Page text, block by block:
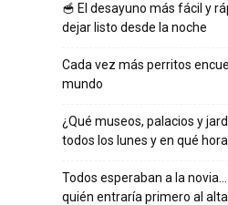
🥣 El desayuno más fácil y
dejar listo desde la noche
Cada vez más perritos
mundo
¿Qué museos, palacios y
todos los lunes y en qué
Todos esperaban a la
quién entraría primero al